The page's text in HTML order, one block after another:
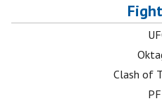
Clash of